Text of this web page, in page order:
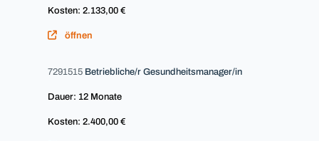
Kosten: 2.133,00 €
öffnen
7291515 Betriebliche/r Gesundheitsmanager/in
Dauer: 12 Monate
Kosten: 2.400,00 €